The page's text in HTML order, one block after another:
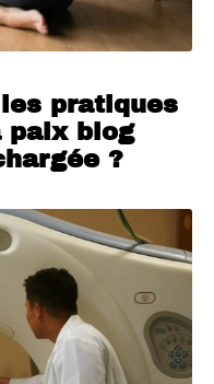
pratiques
paix blog
?